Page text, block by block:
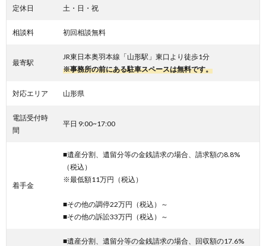
定休日 土・日・祝
相談料 初回相談無料
最寄駅
JR東日本奥羽本線「山形駅」東口より徒歩1分
※事務所の前にある駐車スペースは無料です。
対応エリア 山形県
電話受付時
間
平日 9:00~17:00
着手金
■遺産分割、遺留分等の金銭請求の場合、請求額の8.8%
（税込）
※最低額11万円（税込）
■その他の調停22万円（税込）～
■その他の訴訟33万円（税込）～
■遺産分割、遺留分等の金銭請求の場合、回収額の17.6%